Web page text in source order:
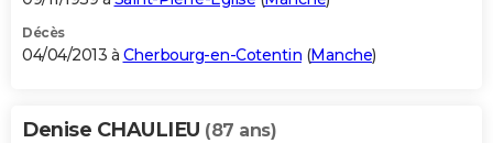
Décès
04/04/2013 à Cherbourg-en-Cotentin (Manche)
Denise CHAULIEU (87 ans)